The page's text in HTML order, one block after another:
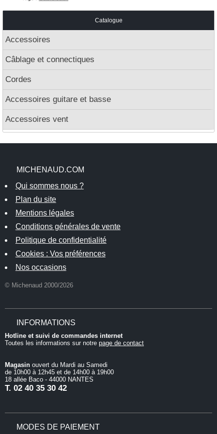
Catalogue
Accessoires
Câblage et connectiques
Cordes
Accessoires guitare et basse
Accessoires vent
MICHENAUD.COM
Qui sommes nous ?
Plan du site
Mentions légales
Conditions générales de vente
Politique de confidentialité
Cookies : Vos préférences
Nos occasions
© Michenaud 2000/2026
INFORMATIONS
Hotline et suivi de commandes internet
Toutes les informations sur notre page de contact
Magasin ouvert du Mardi au Samedi
de 10h00 à 12h45 et de 14h00 à 19h00
18 allée Baco - 44000 NANTES
T. 02 40 35 30 42
MODES DE PAIEMENT